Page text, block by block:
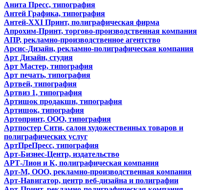
Анита Пресс, типография
Антей Графика, типография
Антей-XXI Принт, полиграфическая фирма
Апрохим-Принт, торгово-производственная компания
АПР, рекламно-производственное агентство
Арсис-Дизайн, рекламно-полиграфическая компания
Арт Дизайн, студия
Арт Мастер, типография
Арт печать, типография
Артвей, типография
Артвиз 1, типография
Артишок продакшн, типография
Артишок, типография
Артопринт, ООО, типография
Артпостер Сити, салон художественных товаров и
полиграфических услуг
АртПреПресс, типография
Арт-Бизнес-Центр, издательство
АРТ-Лион и К, полиграфическая компания
Арт-М, ООО, рекламно-производственная компания
Арт-Навигатор, центр веб-дизайна и полиграфии